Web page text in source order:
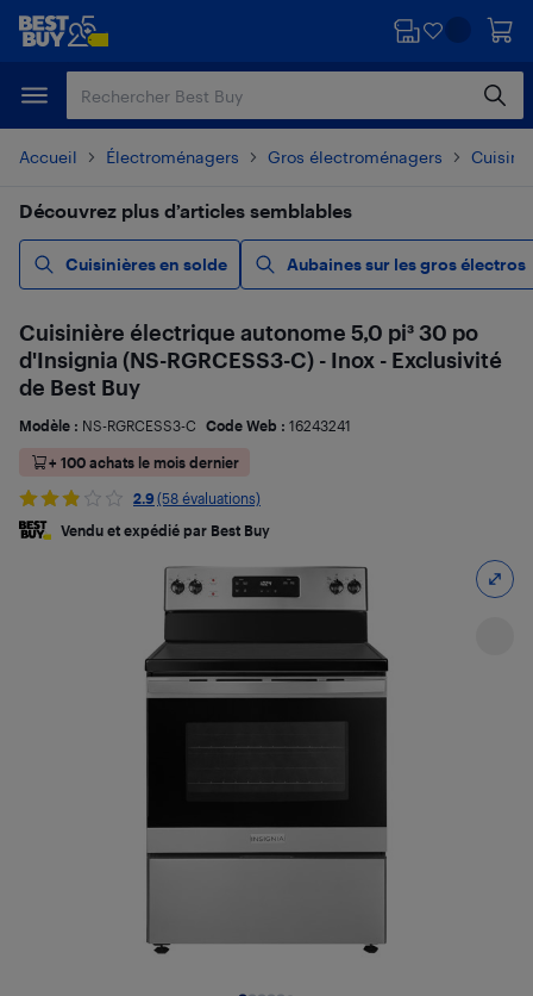
Passer
principal
Passer
Accueil Électroménagers Gros électroménagers
Découvrez plus d’articles semblables
Cuisinières en solde Aubaines sur les gros électros
Cuisinière électrique autonome 5,0 pi³ 30 po
d'Insignia (NS-RGRCESS3-C) - Inox - Exclusivité
de Best Buy
Modèle : NS-RGRCESS3-C Code Web : 16243241
+ 100 achats le mois dernier
2.9 (58 évaluations)
Vendu et expédié par Best Buy